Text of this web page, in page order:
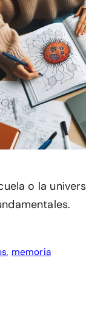
o la
, memoria